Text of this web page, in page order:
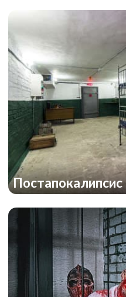
Постапокалипсис